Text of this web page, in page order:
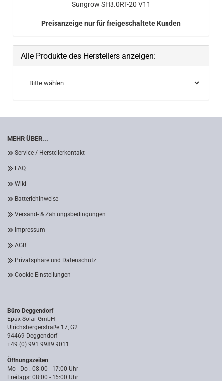
Sungrow SH8.0RT-​20 V11
Preisanzeige nur für freigeschaltete Kunden
Alle Produkte des Herstellers anzeigen:
MEHR ÜBER...
Service / Herstellerkontakt
FAQ
Wiki
Batteriehinweise
Versand- & Zahlungsbedingungen
Impressum
AGB
Privatsphäre und Datenschutz
Cookie Einstellungen
Büro Deggendorf
Epax Solar GmbH
Ulrichsbergerstraße 17, G2
94469 Deggendorf
+49 (0) 991 9989 9011
Öffnungszeiten
Mo - Do : 08:00 - 17:00 Uhr
Freitags: 08:00 - 16:00 Uhr